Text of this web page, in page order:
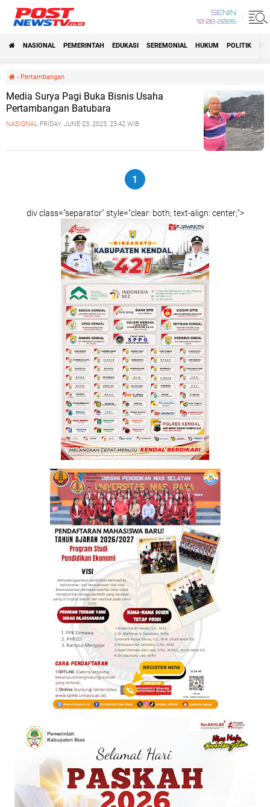
SENIN
10 08 2026
NASIONAL PEMERINTAH EDUKASI SEREMONIAL HUKUM POLITIK
› Pertambangan
Media Surya Pagi Buka Bisnis Usaha
Pertambangan Batubara
NASIONAL FRIDAY, JUNE 23, 2023, 23:42 WIB
1
div class="separator" style="clear: both; text-align: center;">